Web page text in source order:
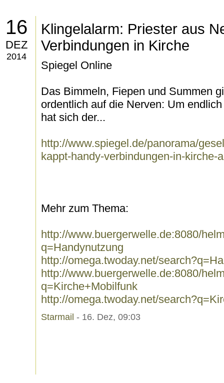
16
DEZ
2014
Klingelalarm: Priester aus
Verbindungen in Kirche
Spiegel Online
Das Bimmeln, Fiepen und Summen
ordentlich auf die Nerven: Um
hat sich der...
http://www.spiegel.de/panorama/
kappt-handy-verbindungen-in-kirche-
Mehr zum Thema:
http://www.buergerwelle.de:8080/
q=Handynutzung
http://omega.twoday.net/
http://www.buergerwelle.de:8080/
q=Kirche+Mobilfunk
http://omega.twoday.net/
Starmail - 16. Dez, 09:03